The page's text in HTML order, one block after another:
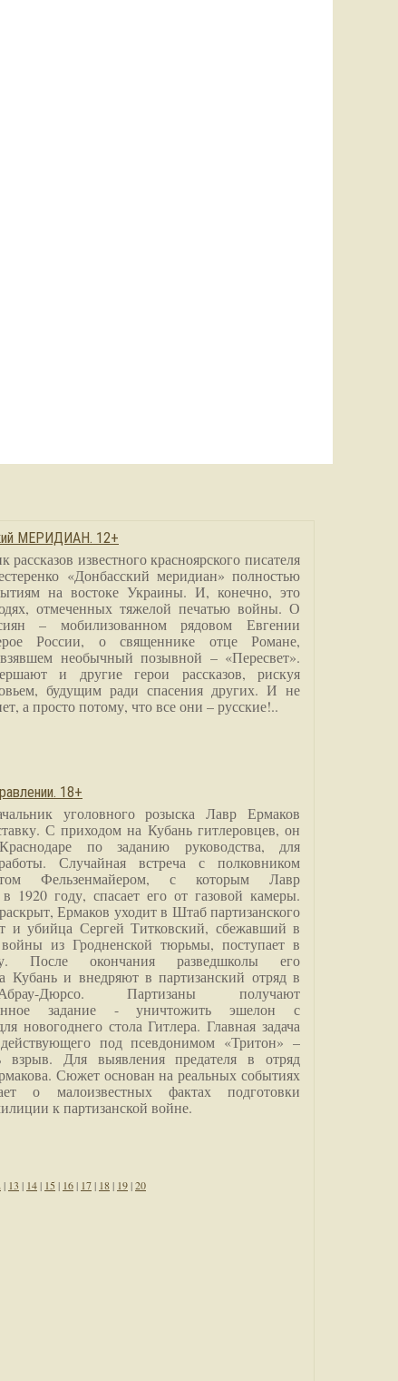
МЕРИДИАН. 12+
известного красноярского писателя
«Донбасский меридиан» полностью
на востоке Украины. И, конечно, это
отмеченных тяжелой печатью войны. О
– мобилизованном рядовом Евгении
России, о священнике отце Романе,
необычный позывной – «Пересвет».
и другие герои рассказов, рискуя
будущим ради спасения других. И не
а просто потому, что все они – русские!..
18+
уголовного розыска Лавр Ермаков
С приходом на Кубань гитлеровцев, он
по заданию руководства, для
Случайная встреча с полковником
Фельзенмайером, с которым Лавр
в 1920 году, спасает его от газовой камеры.
Ермаков уходит в Штаб партизанского
и убийца Сергей Титковский, сбежавший в
из Гродненской тюрьмы, поступает в
После окончания разведшколы его
Кубань и внедряют в партизанский отряд в
Дюрсо. Партизаны получают
задание - уничтожить эшелон с
новогоднего стола Гитлера. Главная задача
действующего под псевдонимом «Тритон» –
взрыв. Для выявления предателя в отряд
Сюжет основан на реальных событиях
о малоизвестных фактах подготовки
к партизанской войне.
| 13 | 14| 15 | 16| 17| 18| 19|20